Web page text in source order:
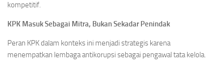
kompetitif.
KPK Masuk Sebagai Mitra, Bukan Sekadar Penindak
Peran KPK dalam konteks ini menjadi strategis karena
menempatkan lembaga antikorupsi sebagai pengawal tata kelola.